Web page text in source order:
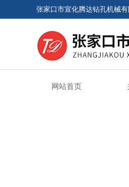
张家口市宣化腾达钻孔机械有
网站首页